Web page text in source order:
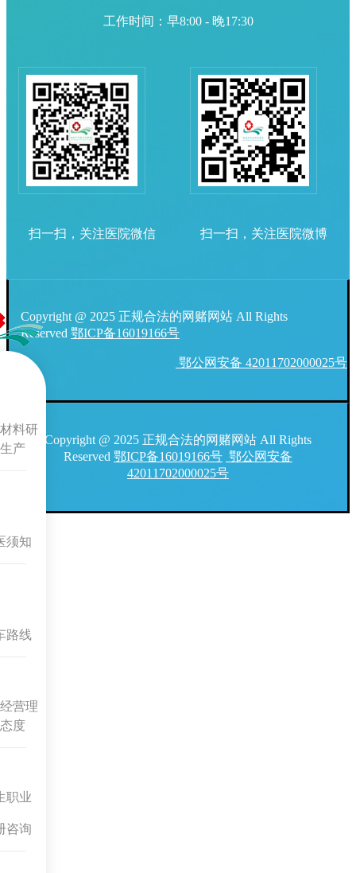
工作时间：早8:00 - 晚17:30
扫一扫，关注医院微信 扫一扫，关注医院微博
Copyright @ 2025 正规合法的网赌网站 All Rights
Reserved 鄂ICP备16019166号
鄂公网安备 42011702000025号
Copyright @ 2025 正规合法的网赌网站 All Rights
Reserved 鄂ICP备16019166号 鄂公网安备
42011702000025号
料研
产
须知
路线
营理
度
职业
咨询